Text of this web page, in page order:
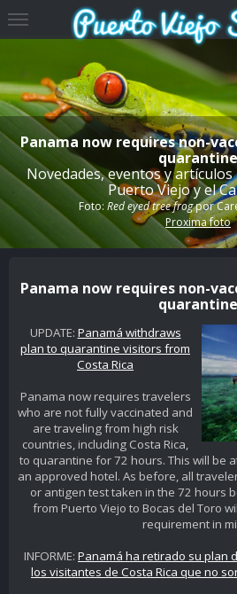
Panama now requires non-
quarantine
Novedades, eventos y
Puerto Viejo y el
Foto: Red eyed tree frogpor
Proxima foto
Panama now requires non-
quarantine
UPDATE: Panamá withdraws
plan to quarantine visitors from
Costa Rica
Panama now requires travelers
who are not fully vaccinated and
are traveling from high risk
countries, including Costa Rica,
to quarantine for 72 hours. This will be
an approved hotel. As before, all
or antigen test taken in the 72 hours
from Puerto Viejo to Bocas del Toro
requirement in
INFORME: Panamá ha retirado su plan
los visitantes de Costa Rica que no